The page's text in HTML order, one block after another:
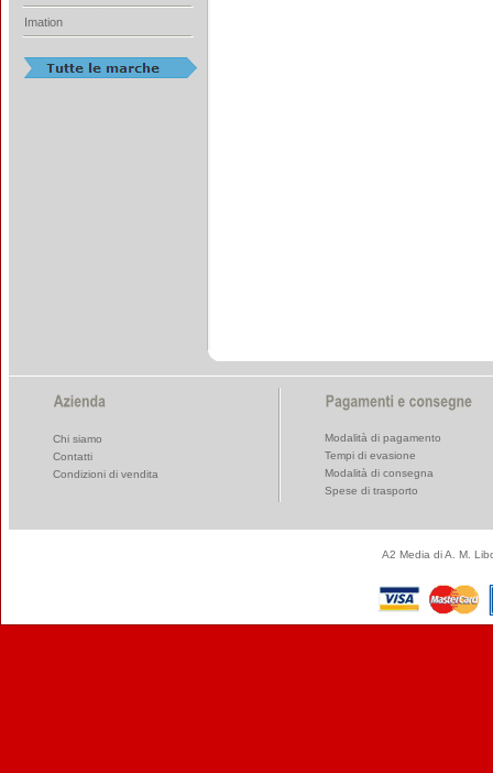
Imation
Chi siamo
Contatti
Condizioni di vendita
Modalità di pagamento
Tempi di evasione
Modalità di consegna
Spese di trasporto
A2 Media di A. M.